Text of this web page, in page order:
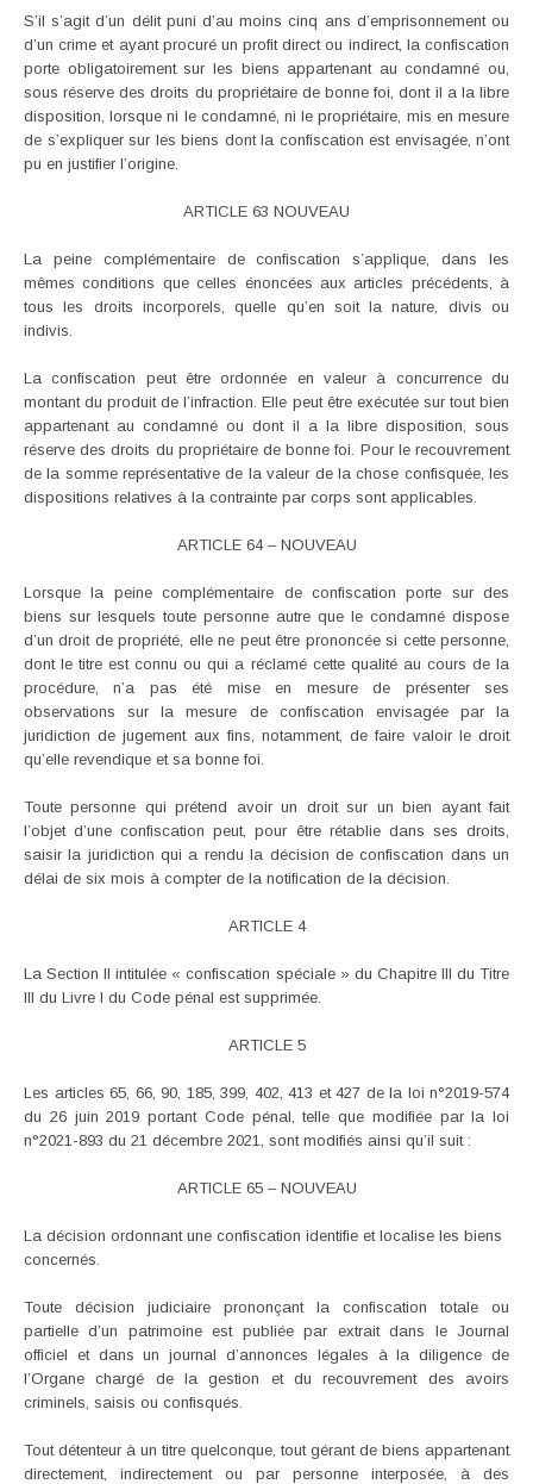
S’il s’agit d’un délit puni d’au moins cinq ans d’emprisonnement ou
d’un crime et ayant procuré un profit direct ou indirect, la confiscation
porte obligatoirement sur les biens appartenant au condamné ou,
sous réserve des droits du propriétaire de bonne foi, dont il a la libre
disposition, lorsque ni le condamné, ni le propriétaire, mis en mesure
de s’expliquer sur les biens dont la confiscation est envisagée, n’ont
pu en justifier l’origine.
ARTICLE 63 NOUVEAU
La peine complémentaire de confiscation s’applique, dans les
mêmes conditions que celles énoncées aux articles précédents, à
tous les droits incorporels, quelle qu’en soit la nature, divis ou
indivis.
La confiscation peut être ordonnée en valeur à concurrence du
montant du produit de l’infraction. Elle peut être exécutée sur tout bien
appartenant au condamné ou dont il a la libre disposition, sous
réserve des droits du propriétaire de bonne foi. Pour le recouvrement
de la somme représentative de la valeur de la chose confisquée, les
dispositions relatives à la contrainte par corps sont applicables.
ARTICLE 64 – NOUVEAU
Lorsque la peine complémentaire de confiscation porte sur des
biens sur lesquels toute personne autre que le condamné dispose
d’un droit de propriété, elle ne peut être prononcée si cette personne,
dont le titre est connu ou qui a réclamé cette qualité au cours de la
procédure, n’a pas été mise en mesure de présenter ses
observations sur la mesure de confiscation envisagée par la
juridiction de jugement aux fins, notamment, de faire valoir le droit
qu’elle revendique et sa bonne foi.
Toute personne qui prétend avoir un droit sur un bien ayant fait
l’objet d’une confiscation peut, pour être rétablie dans ses droits,
saisir la juridiction qui a rendu la décision de confiscation dans un
délai de six mois à compter de la notification de la décision.
ARTICLE 4
La Section II intitulée « confiscation spéciale » du Chapitre III du Titre
III du Livre I du Code pénal est supprimée.
ARTICLE 5
Les articles 65, 66, 90, 185, 399, 402, 413 et 427 de la loi n°2019-574
du 26 juin 2019 portant Code pénal, telle que modifiée par la loi
n°2021-893 du 21 décembre 2021, sont modifiés ainsi qu’il suit :
ARTICLE 65 – NOUVEAU
La décision ordonnant une confiscation identifie et localise les biens
concernés.
Toute décision judiciaire prononçant la confiscation totale ou
partielle d’un patrimoine est publiée par extrait dans le Journal
officiel et dans un journal d’annonces légales à la diligence de
l’Organe chargé de la gestion et du recouvrement des avoirs
criminels, saisis ou confisqués.
Tout détenteur à un titre quelconque, tout gérant de biens appartenant
directement, indirectement ou par personne interposée, à des